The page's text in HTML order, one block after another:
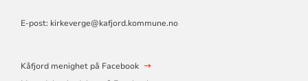
E-post: kirkeverge@kafjord.kommune.no
Kåfjord menighet på Facebook